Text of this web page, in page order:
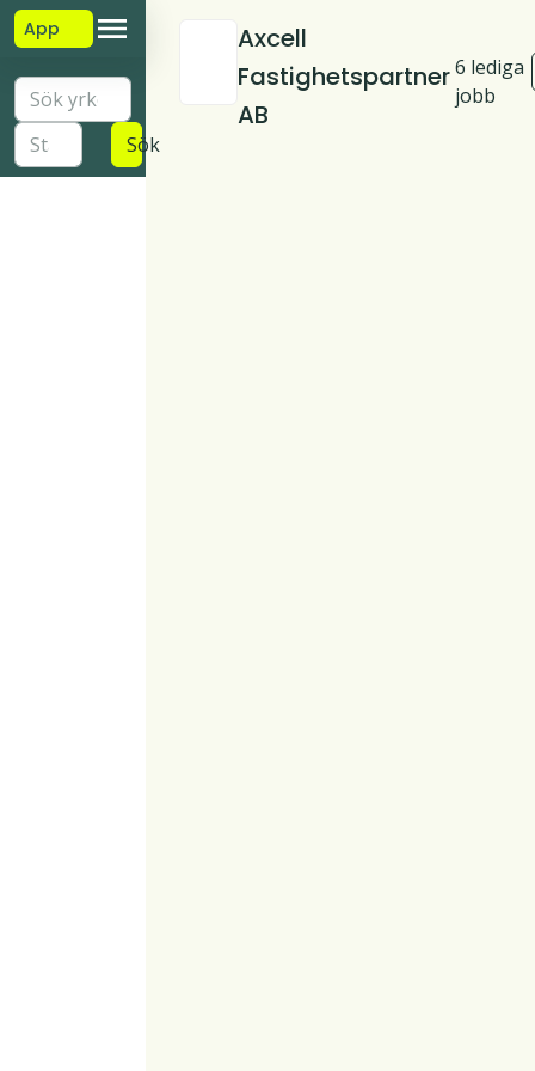
App
Sök
Axcell
Fastighetspartner
AB
6 lediga
jobb